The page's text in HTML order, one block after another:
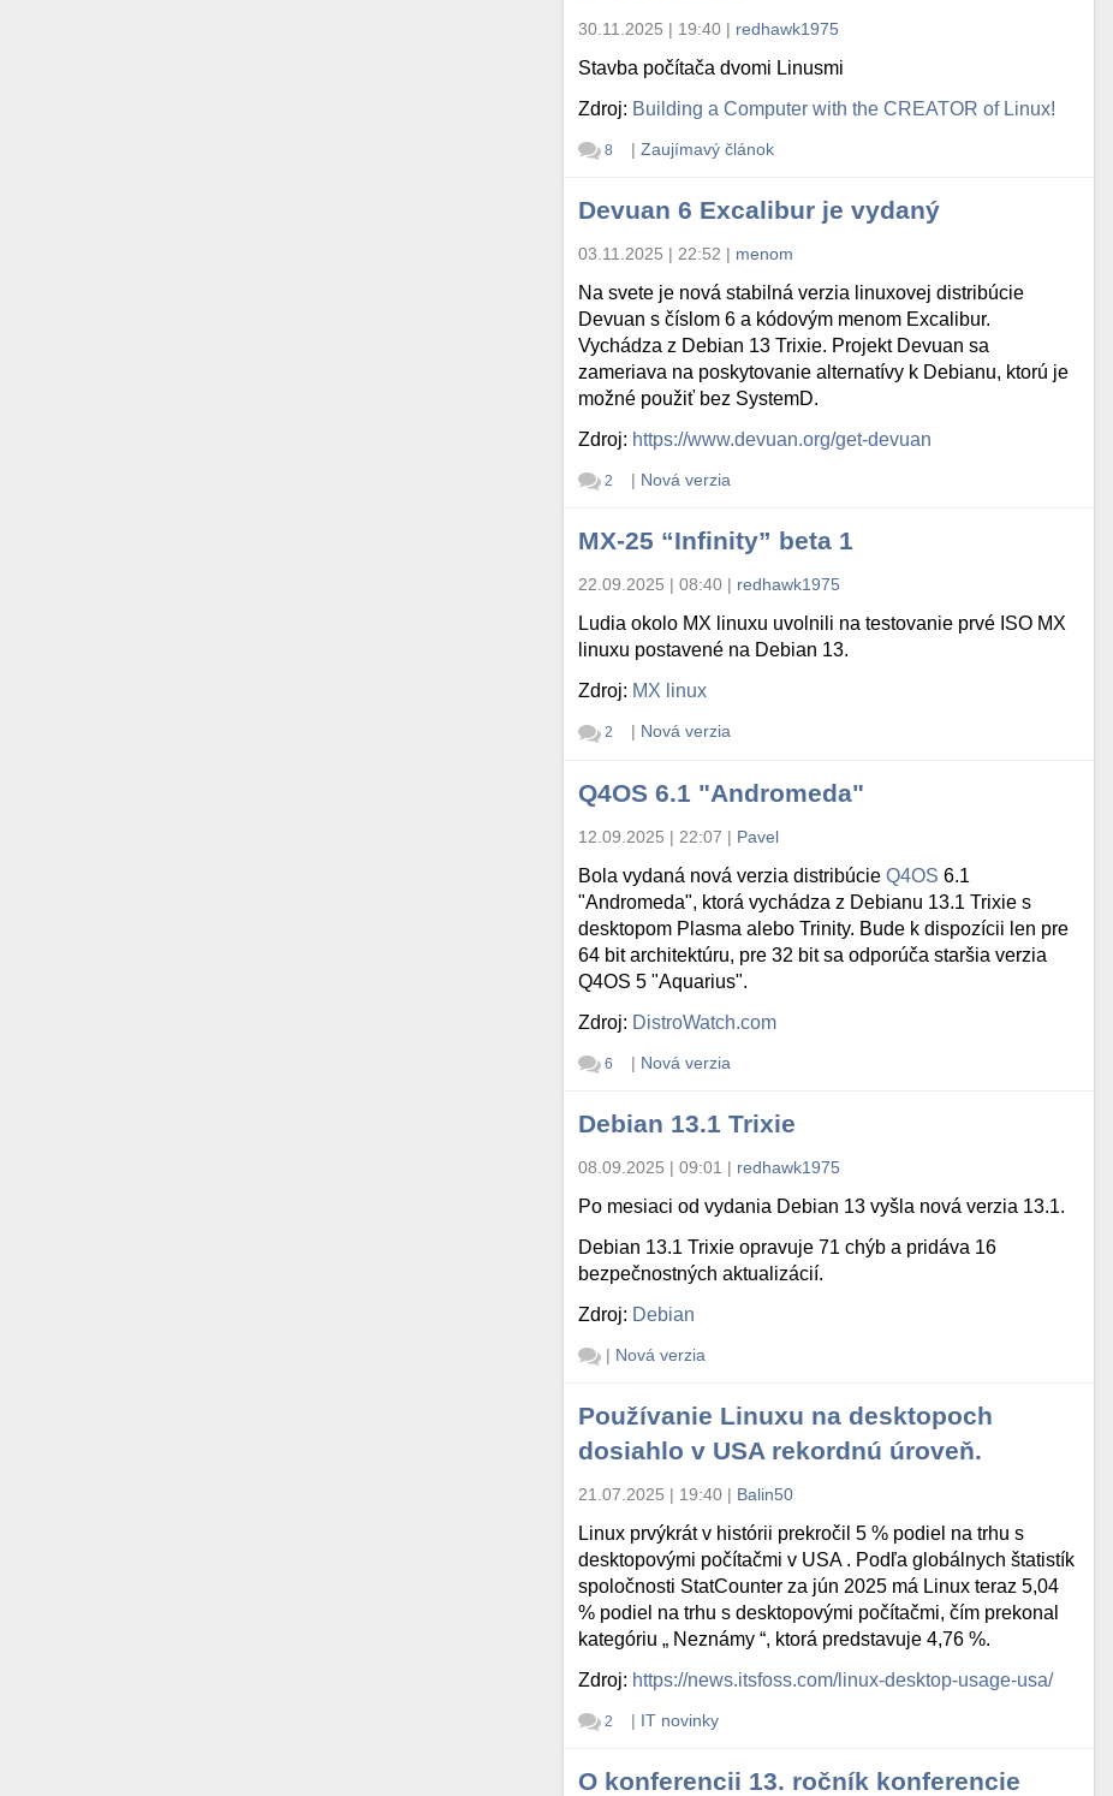
30.11.2025 | 19:40 | redhawk1975
Stavba počítača dvomi Linusmi
Zdroj: Building a Computer with the CREATOR of Linux!
8 | Zaujímavý článok
Devuan 6 Excalibur je vydaný
03.11.2025 | 22:52 | menom
Na svete je nová stabilná verzia linuxovej distribúcie
Devuan s číslom 6 a kódovým menom Excalibur.
Vychádza z Debian 13 Trixie. Projekt Devuan sa
zameriava na poskytovanie alternatívy k Debianu, ktorú je
možné použiť bez SystemD.
Zdroj: https://www.devuan.org/get-devuan
2 | Nová verzia
MX-25 “Infinity” beta 1
22.09.2025 | 08:40 | redhawk1975
Ludia okolo MX linuxu uvolnili na testovanie prvé ISO MX
linuxu postavené na Debian 13.
Zdroj: MX linux
2 | Nová verzia
Q4OS 6.1 "Andromeda"
12.09.2025 | 22:07 | Pavel
Bola vydaná nová verzia distribúcieQ4OS 6.1
"Andromeda", ktorá vychádza z Debianu 13.1 Trixie s
desktopom Plasma alebo Trinity. Bude k dispozícii len pre
64 bit architektúru, pre 32 bit sa odporúča staršia verzia
Q4OS 5 "Aquarius".
Zdroj: DistroWatch.com
6 | Nová verzia
Debian 13.1 Trixie
08.09.2025 | 09:01 | redhawk1975
Po mesiaci od vydania Debian 13 vyšla nová verzia 13.1.
Debian 13.1 Trixie opravuje 71 chýb a pridáva 16
bezpečnostných aktualizácií.
Zdroj: Debian
| Nová verzia
Používanie Linuxu na desktopoch
dosiahlo v USA rekordnú úroveň.
21.07.2025 | 19:40 | Balin50
Linux prvýkrát v histórii prekročil 5 % podiel na trhu s
desktopovými počítačmi v USA . Podľa globálnych štatistík
spoločnosti StatCounter za jún 2025 má Linux teraz 5,04
% podiel na trhu s desktopovými počítačmi, čím prekonal
kategóriu „ Neznámy “, ktorá predstavuje 4,76 %.
Zdroj: https://news.itsfoss.com/linux-desktop-usage-usa/
2 | IT novinky
O konferencii 13. ročník konferencie